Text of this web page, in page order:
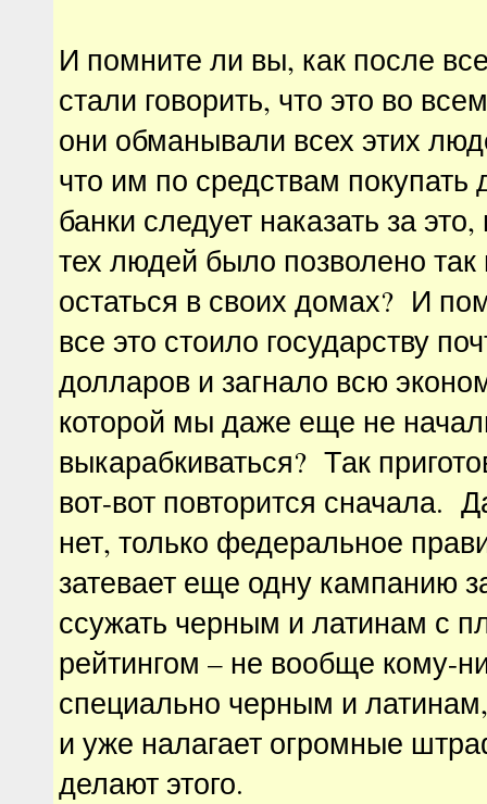
И помните ли вы, как после
стали говорить, что это во
они обманывали всех этих
что им по средствам покупать
банки следует наказать за
тех людей было позволено так
остаться в своих домах? И
все это стоило государству
долларов и загнало всю
которой мы даже еще не
выкарабкиваться? Так
вот-вот повторится сначала.
нет, только федеральное
затевает еще одну кампанию
ссужать черным и латинам с
рейтингом – не вообще кому-
специально черным и
и уже налагает огромные
делают этого.